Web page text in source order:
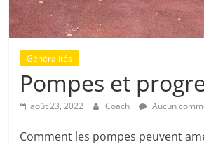
Généralités
Pompes et
août 23, 2022 Coach Aucun
Comment les pompes peuvent